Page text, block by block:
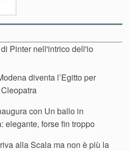
Pinter nell'intrico dell'io
diventa l’Egitto per
con Un ballo in
elegante, forse fin troppo
alla Scala ma non è più la